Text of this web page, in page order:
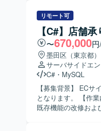
ト、結合テストまで一
人物像】 生産管理
を整理し開発を進
にコミュニケーショ
取り組んでいただける方です。 【ポジション
らクラウドへの再構
したシステムアーキ
できます。 製造業
技術スキルの双方を高め
Java（Spring Boot
産システムの再構築
リモート可
【C#】店舗
〜670,000円
墨田区（東京都）
サーバサイドエ
C# ・ MySQL
【募集背景】 ECサ
となります。 【作業内容】 店舗承りシステムを対象とした新規開発、
既存機能の改修およ